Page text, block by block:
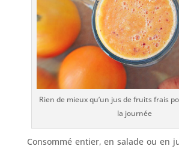
Rien de mieux qu’un jus de fruits frais
la journée
Consommé entier, en salade ou en